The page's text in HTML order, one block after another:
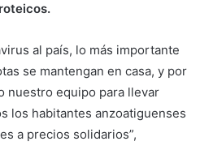
al país, lo más importante
se mantengan en casa, y por
nuestro equipo para llevar
los habitantes anzoatiguenses
a precios solidarios”,